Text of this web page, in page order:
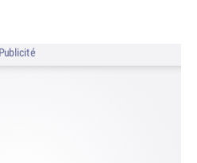
Publicité